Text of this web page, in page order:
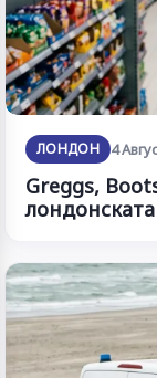
ЛОНДОН 4
Greggs,